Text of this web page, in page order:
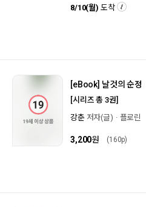
8/10(월) 도착
[eBook] 날것의 순정
[시리즈 총 3권]
강춘 저자(글) 플로린
3,200원 (160p)